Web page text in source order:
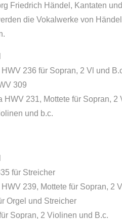
Friedrich Händel, Kantaten
die Vokalwerke von
236 für Sopran, 2 Vl und
309
HWV 231, Mottete für Sopran, 2
und b.c.
für Streicher
239, Mottete für Sopran, 2
Orgel und Streicher
Sopran, 2 Violinen und B.c.